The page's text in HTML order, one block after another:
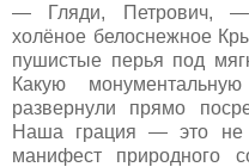
— Гляди, Петрович, —
холёное белоснежное
пушистые перья под
Какую
развернули прямо
Наша грация — это не
манифест природного